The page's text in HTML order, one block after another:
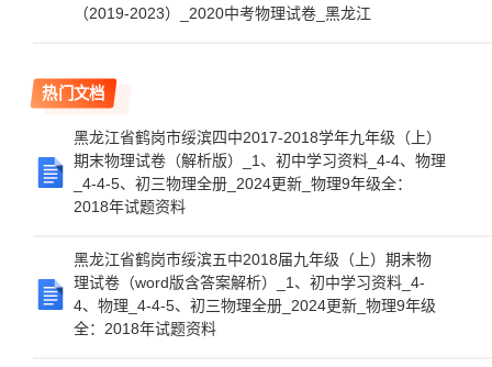
（2019-2023）_2020中考物理试卷_黑龙江
热门文档
黑龙江省鹤岗市绥滨四中2017-2018学年九年级（上）
期末物理试卷（解析版）_1、初中学习资料_4-4、物理
_4-4-5、初三物理全册_2024更新_物理9年级全：
2018年试题资料
黑龙江省鹤岗市绥滨五中2018届九年级（上）期末物
理试卷（word版含答案解析）_1、初中学习资料_4-
4、物理_4-4-5、初三物理全册_2024更新_物理9年级
全：2018年试题资料